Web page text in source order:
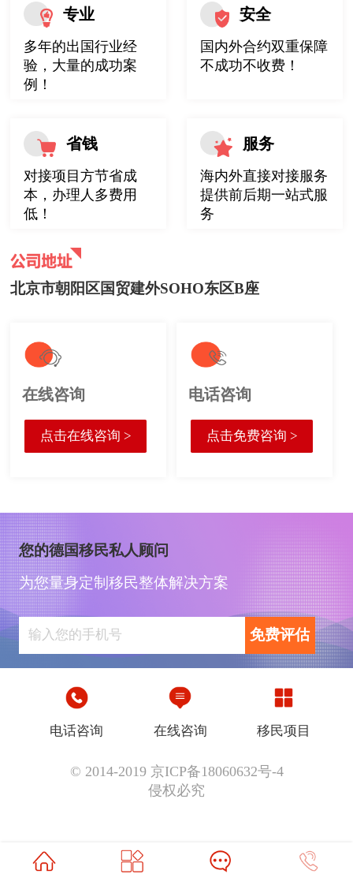
专业
多年的出国行业经
验，大量的成功案
例！
安全
国内外合约双重保障
不成功不收费！
省钱
对接项目方节省成
本，办理人多费用
低！
服务
海内外直接对接服务
提供前后期一站式服
务
北京市朝阳区国贸建外SOHO东区B座
在线咨询
点击在线咨询 >
电话咨询
点击免费咨询 >
您的德国移民私人顾问
为您量身定制移民整体解决方案
免费评估
电话咨询 在线咨询 移民项目
© 2014-2019 京ICP备18060632号-4
侵权必究